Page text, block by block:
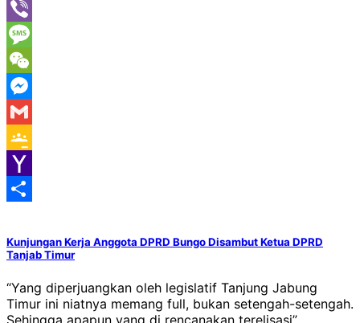
Line
Viber
Message
WeChat
Messenger
Gmail
Google
Classroom
Yahoo
Kunjungan Kerja Anggota DPRD Bungo Disambut Ketua DPRD
Tanjab Timur
“Yang diperjuangkan oleh legislatif Tanjung Jabung
Timur ini niatnya memang full, bukan setengah-setengah.
Sehingga apapun yang di rencanakan terelisasi”